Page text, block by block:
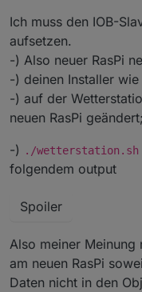
Ich muss den IOB-
aufsetzen.
-) Also neuer RasPi
-) deinen Installer
-) auf der
neuen RasPi geändert;
-)
./wetterstation.sh
folgendem output
Spoiler
Also meiner
am neuen RasPi
Daten nicht in den